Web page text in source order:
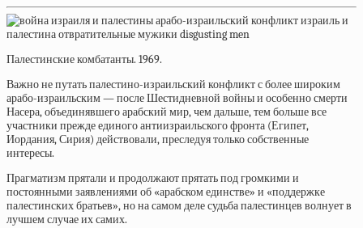
Палестинские комбатанты. 1969.
Важно не путать палестино-израильский конфликт с более широким
арабо-израильским — после Шестидневной войны и особенно смерти
Насера, объединявшего арабский мир, чем дальше, тем больше все
участники прежде единого антиизраильского фронта (Египет,
Иордания, Сирия) действовали, преследуя только собственные
интересы.
Прагматизм прятали и продолжают прятать под громкими и
постоянными заявлениями об «арабском единстве» и «поддержке
палестинских братьев», но на самом деле судьба палестинцев волнует в
лучшем случае их самих.